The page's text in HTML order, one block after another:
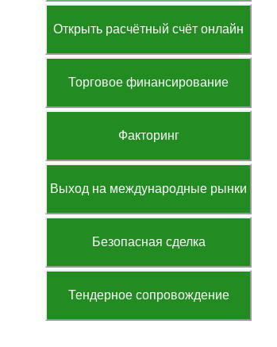
Открыть расчётный счёт онлайн
Торговое финансирование
Факторинг
Выход на международные рынки
Безопасная сделка
Тендерное сопровождение